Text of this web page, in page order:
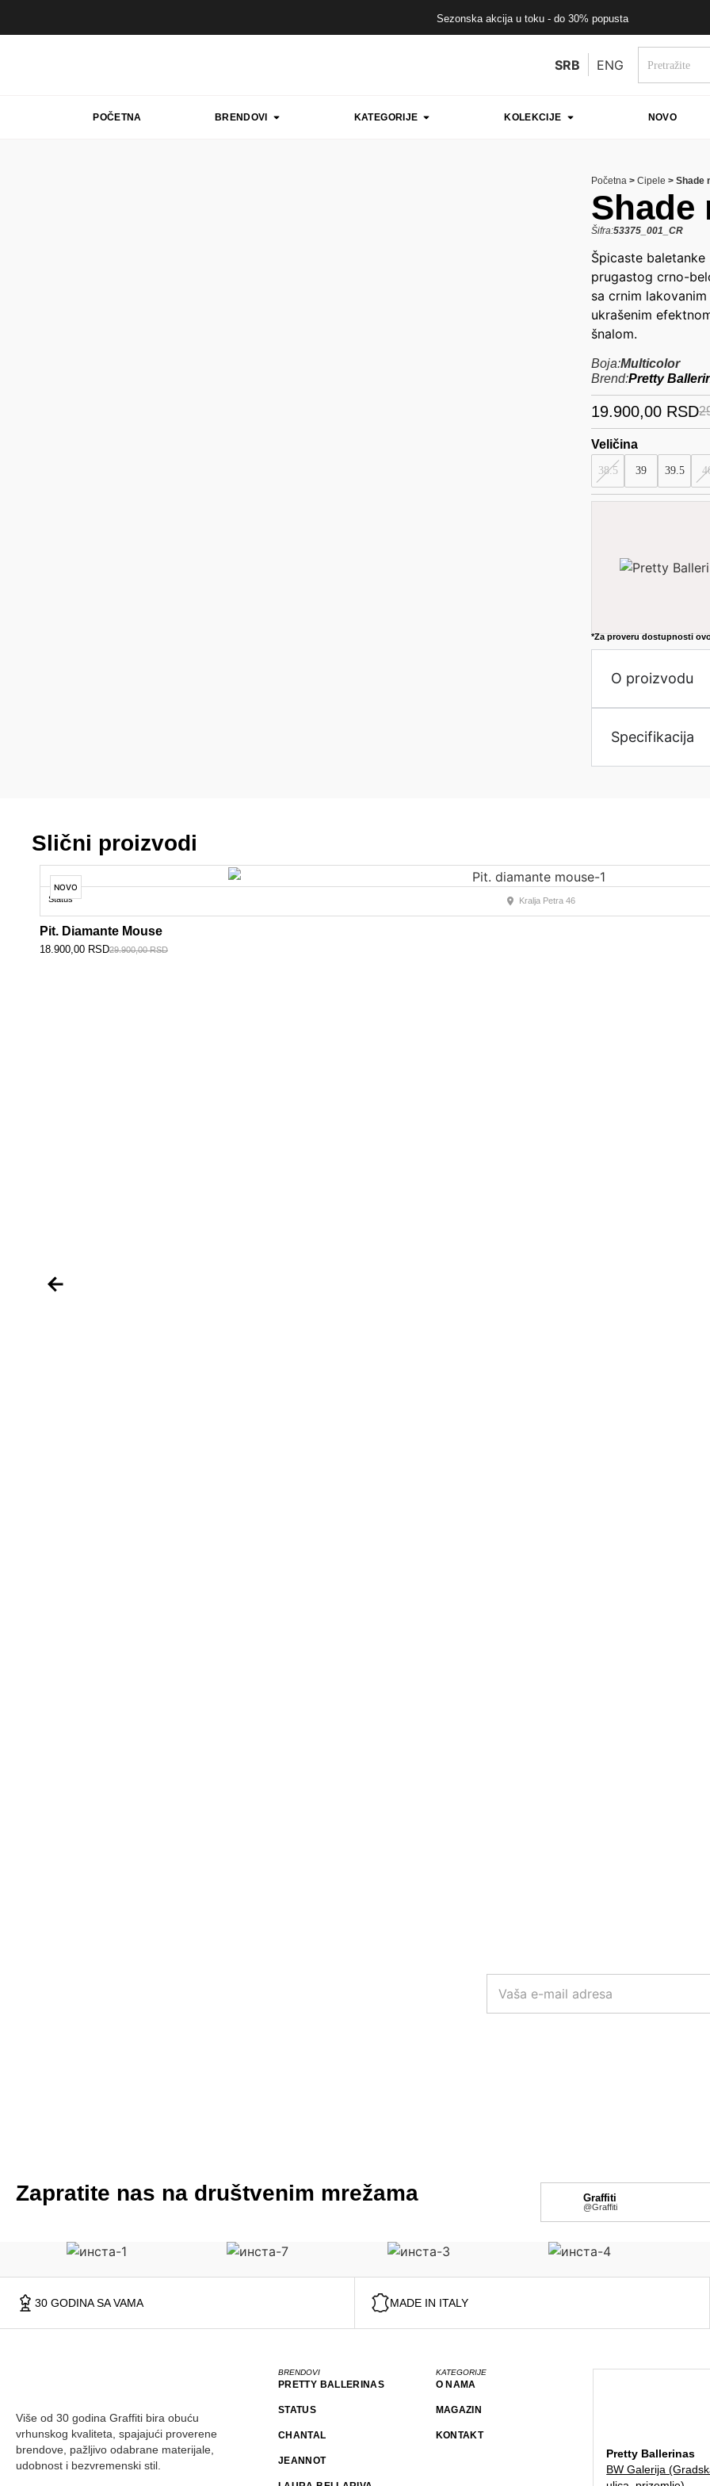
Sezonska akcija u toku - do 30% popusta
SRB ENG
POČETNA BRENDOVI KATEGORIJE KOLEKCIJE NOVO
Početna >Cipele >Shade
Shade
Šifra:53375_001_CR
Špicaste
prugastog crno-
sa crnim
ukrašenim
šnalom.
Boja:Multicolor
Brend:Pretty
19.900,00 RSD
Veličina
38.5 39 39.5
*Za proveru dostupnosti
O proizvodu
Specifikacija
Slični proizvodi
NOVO
Status
Kralja Petra 46
Pit. Diamante Mouse
29.900,00RSD
18.900,00 RSD
M
Zapratite nas na društvenim mrežama Graffiti
@Graffiti
30 GODINA SA VAMA MADE IN ITALY
Više od 30 godina Graffiti bira obuću
vrhunskog kvaliteta, spajajući proverene
brendove, pažljivo odabrane materijale,
udobnost i bezvremenski stil.
BRENDOVI
PRETTY BALLERINAS
STATUS
CHANTAL
JEANNOT
KATEGORIJE
O NAMA
MAGAZIN
KONTAKT
Pretty Ballerinas
BW Galerija